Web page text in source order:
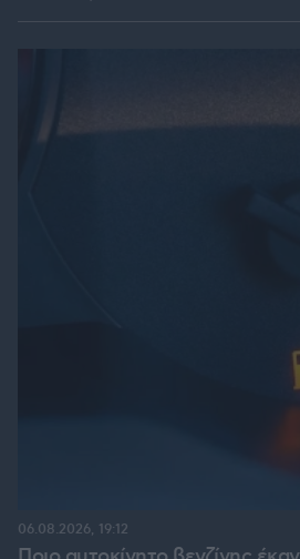
06.08.2026, 19:12